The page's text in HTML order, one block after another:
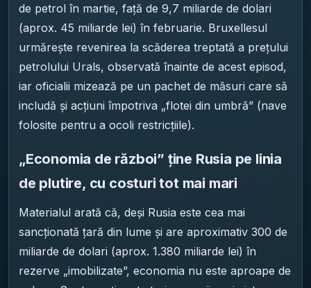
de petrol în martie, față de 9,7 miliarde de dolari
(aprox. 45 miliarde lei) în februarie. Bruxellesul
urmărește revenirea la scăderea treptată a prețului
petrolului Urals, observată înainte de acest episod,
iar oficialii mizează pe un pachet de măsuri care să
includă și acțiuni împotriva „flotei din umbră” (nave
folosite pentru a ocoli restricțiile).
„Economia de război” ține Rusia pe linia
de plutire, cu costuri tot mai mari
Materialul arată că, deși Rusia este cea mai
sancționată țară din lume și are aproximativ 300 de
miliarde de dolari (aprox. 1.380 miliarde lei) în
rezerve „imobilizate”, economia nu este aproape de